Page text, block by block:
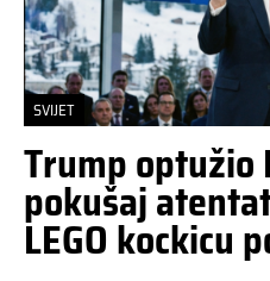
SVIJET
Trump optužio
pokušaj
LEGO kockicu